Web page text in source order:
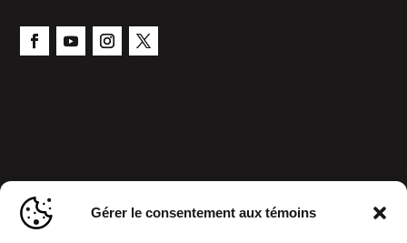
Gérer le consentement aux témoins